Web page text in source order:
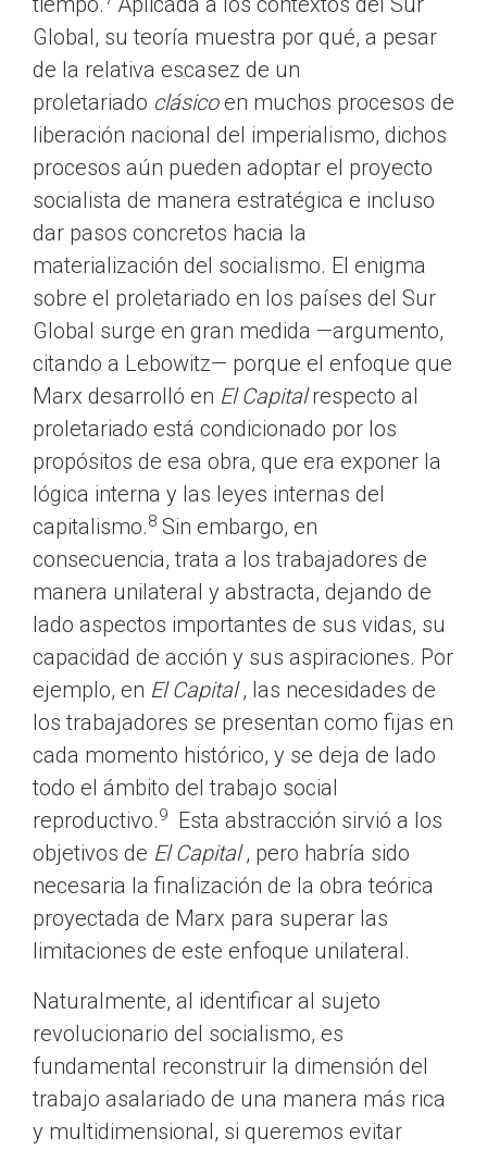
Global, su teoría muestra por qué, a pesar
de la relativa escasez de un
proletariado clásicoen muchos procesos de
liberación nacional del imperialismo, dichos
procesos aún pueden adoptar el proyecto
socialista de manera estratégica e incluso
dar pasos concretos hacia la
materialización del socialismo. El enigma
sobre el proletariado en los países del Sur
Global surge en gran medida —argumento,
citando a Lebowitz— porque el enfoque que
Marx desarrolló en El Capitalrespecto al
proletariado está condicionado por los
propósitos de esa obra, que era exponer la
lógica interna y las leyes internas del
capitalismo.8 Sin embargo, en
consecuencia, trata a los trabajadores de
manera unilateral y abstracta, dejando de
lado aspectos importantes de sus vidas, su
capacidad de acción y sus aspiraciones. Por
ejemplo, en El Capital, las necesidades de
los trabajadores se presentan como fijas en
cada momento histórico, y se deja de lado
todo el ámbito del trabajo social
reproductivo.9
Esta abstracción sirvió a los
objetivos de El Capital, pero habría sido
necesaria la finalización de la obra teórica
proyectada de Marx para superar las
limitaciones de este enfoque unilateral.
Naturalmente, al identificar al sujeto
revolucionario del socialismo, es
fundamental reconstruir la dimensión del
trabajo asalariado de una manera más rica
y multidimensional, si queremos evitar